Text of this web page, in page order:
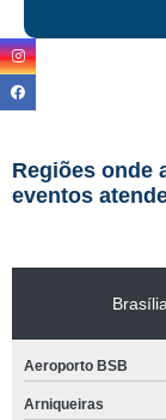
Regiões onde
eventos
Brasília
Aeroporto BSB
Arniqueiras